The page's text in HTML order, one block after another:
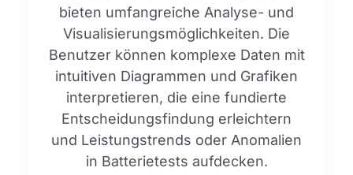
bieten umfangreiche Analyse- und
Visualisierungsmöglichkeiten. Die
Benutzer können komplexe Daten mit
intuitiven Diagrammen und Grafiken
interpretieren, die eine fundierte
Entscheidungsfindung erleichtern
und Leistungstrends oder Anomalien
in Batterietests aufdecken.